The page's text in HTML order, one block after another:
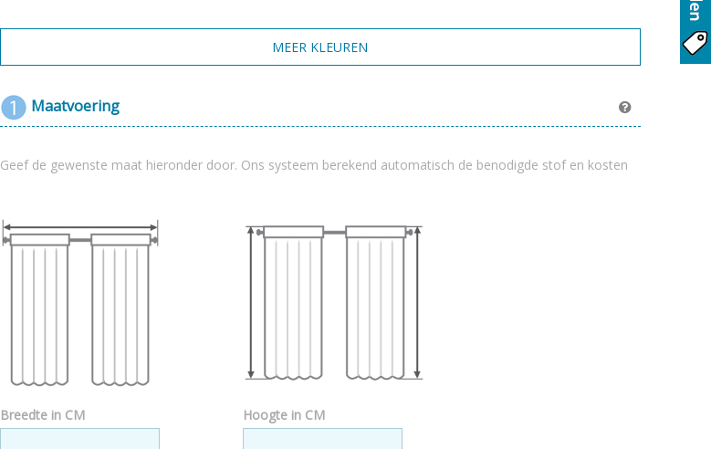
Maatvoering
Geef de gewenste maat hieronder door. Ons systeem berekend automatisch de benodigde stof en kosten
Breedte in CM Hoogte in CM